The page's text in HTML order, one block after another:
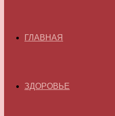
ГЛАВНАЯ
ЗДОРОВЬЕ